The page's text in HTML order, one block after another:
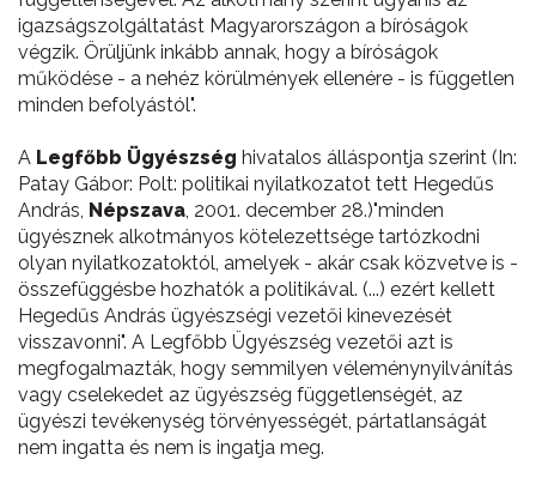
igazságszolgáltatást Magyarországon a bíróságok
végzik. Örüljünk inkább annak, hogy a bíróságok
működése - a nehéz körülmények ellenére - is független
minden befolyástól".
A Legfőbb Ügyészség hivatalos álláspontja szerint (In:
Patay Gábor: Polt: politikai nyilatkozatot tett Hegedűs
András, Népszava, 2001. december 28.)"minden
ügyésznek alkotmányos kötelezettsége tartózkodni
olyan nyilatkozatoktól, amelyek - akár csak közvetve is -
összefüggésbe hozhatók a politikával. (...) ezért kellett
Hegedűs András ügyészségi vezetői kinevezését
visszavonni". A Legfőbb Ügyészség vezetői azt is
megfogalmazták, hogy semmilyen véleménynyilvánítás
vagy cselekedet az ügyészség függetlenségét, az
ügyészi tevékenység törvényességét, pártatlanságát
nem ingatta és nem is ingatja meg.